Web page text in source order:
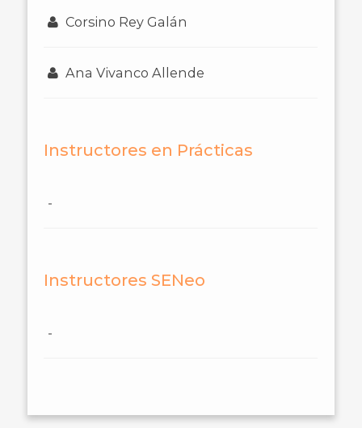
Corsino Rey Galán
Ana Vivanco Allende
Instructores en Prácticas
-
Instructores SENeo
-